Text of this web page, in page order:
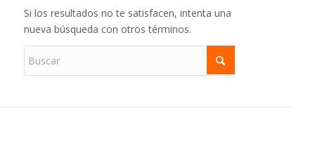
Si los resultados no te satisfacen, intenta una
nueva búsqueda con otros términos.